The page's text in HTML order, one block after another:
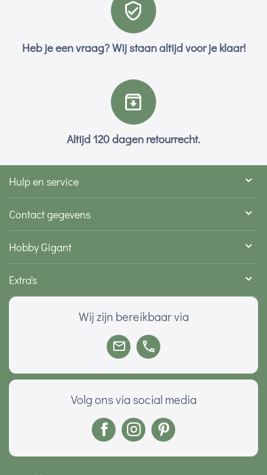
Heb je een vraag? Wij staan altijd voor je klaar!
Altijd 120 dagen retourrecht.
Hulp en service
Contact gegevens
Hobby Gigant
Extra's
Wij zijn bereikbaar via
Volg ons via social media